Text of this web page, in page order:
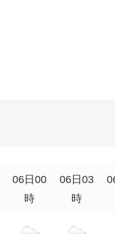
06日00
時
06日03
時